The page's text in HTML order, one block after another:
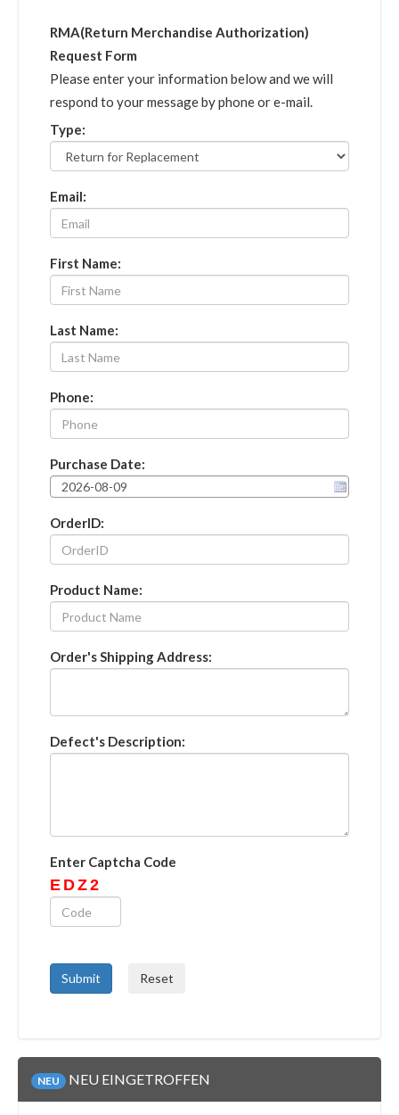
RMA(Return Merchandise Authorization)
Request Form
Please enter your information below and we will
respond to your message by phone or e-mail.
Type:
Email:
First Name:
Last Name:
Phone:
Purchase Date:
OrderID:
Product Name:
Order's Shipping Address:
Defect's Description:
Enter Captcha Code
EDZ2
NEU NEU EINGETROFFEN